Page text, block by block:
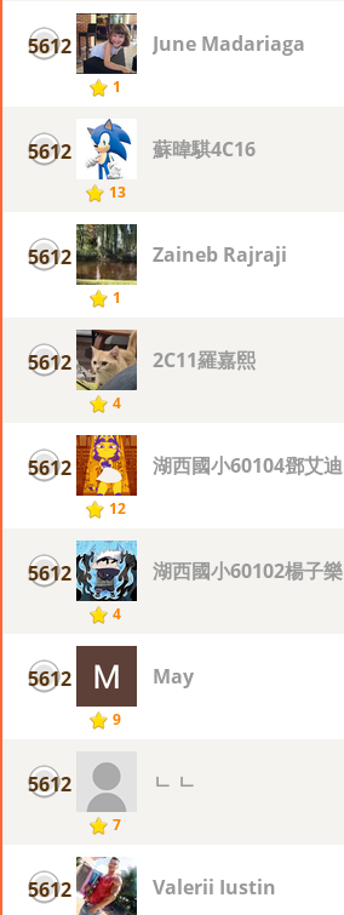
5612
1
June Madariaga
5612
13
蘇暐騏4C16
5612
1
Zaineb Rajraji
5612
4
2C11羅嘉熙
5612
12
湖西國小60104鄧艾迪
5612
4
湖西國小60102楊子樂
5612
9
May
5612
7
ㄴ ㄴ
5612 Valerii Iustin